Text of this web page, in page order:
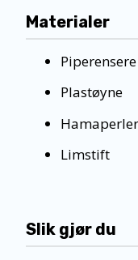
Materialer
Plastøyne
Hamaperler
Limstift
Slik gjør du